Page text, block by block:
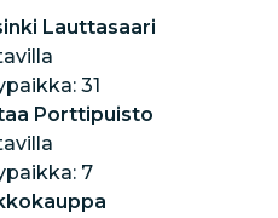
Lauttasaari
31
Porttipuisto
7